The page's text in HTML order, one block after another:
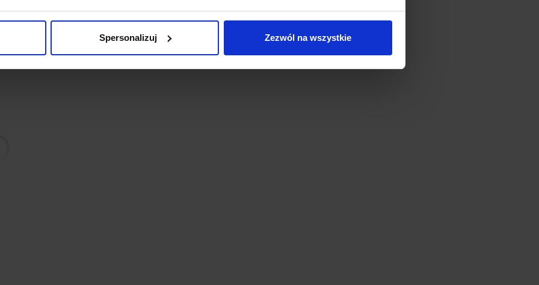
Spersonalizuj Zezwól na wszystkie
do żarówki